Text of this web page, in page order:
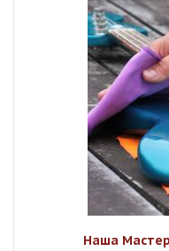
Наша